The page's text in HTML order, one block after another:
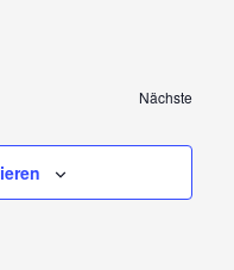
Nächste